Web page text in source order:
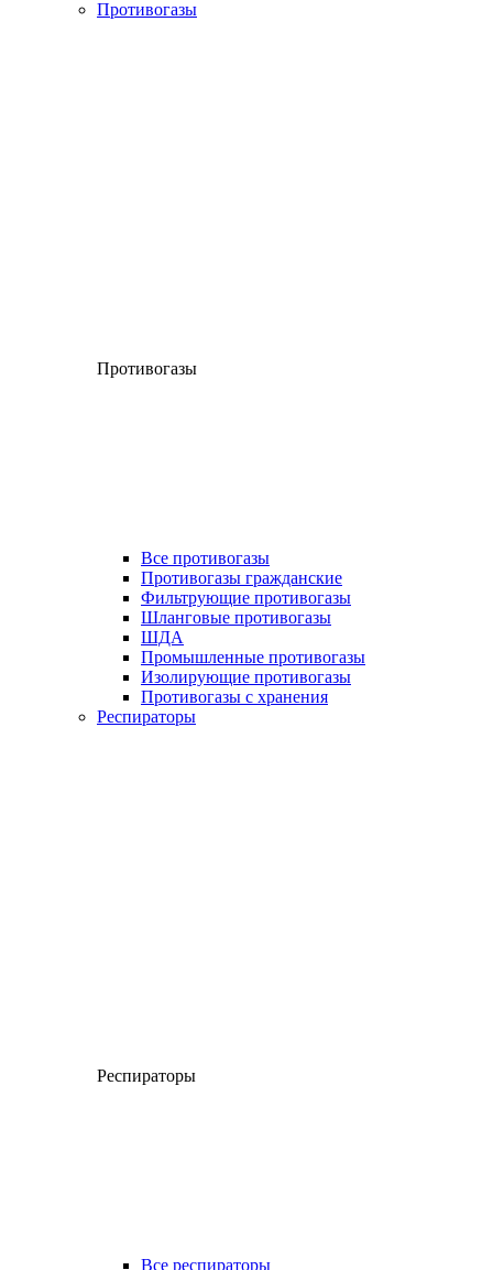
Противогазы
Противогазы
Все противогазы
Противогазы гражданские
Фильтрующие противогазы
Шланговые противогазы
ШДА
Промышленные противогазы
Изолирующие противогазы
Противогазы с хранения
Респираторы
Респираторы
Все респираторы